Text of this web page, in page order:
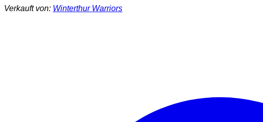
Verkauft von: Winterthur Warriors